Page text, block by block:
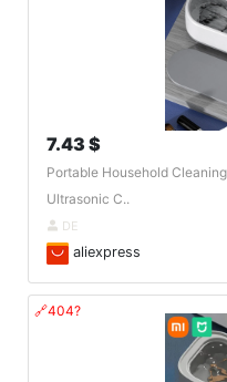
7.43 $
Portable Household
Ultrasonic C..
DE
aliexpress
🔗404?